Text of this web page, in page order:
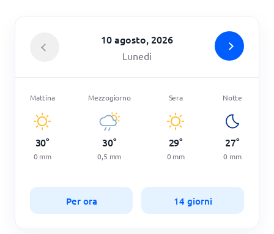
10 agosto, 2026
Lunedi
Mattina
30°
0 mm
Mezzogiorno
30°
0,5 mm
Sera
29°
0 mm
Notte
27°
0 mm
Per ora 14 giorni